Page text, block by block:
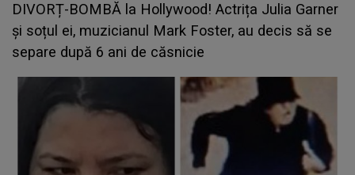
DIVORȚ-BOMBĂ la Hollywood! Actrița Julia Garner
și soțul ei, muzicianul Mark Foster, au decis să se
separe după 6 ani de căsnicie